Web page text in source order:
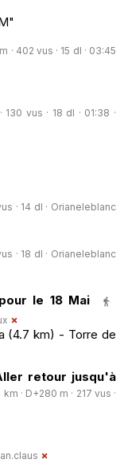
· 402 vus · 15 dl · 03:45
vus · 18 dl · 01:38 ·
· 14 dl · Orianeleblanc
· 18 dl · Orianeleblanc
le 18 Mai
(4.7 km) - Torre de
retour jusqu'à
· D+280 m · 217 vus ·